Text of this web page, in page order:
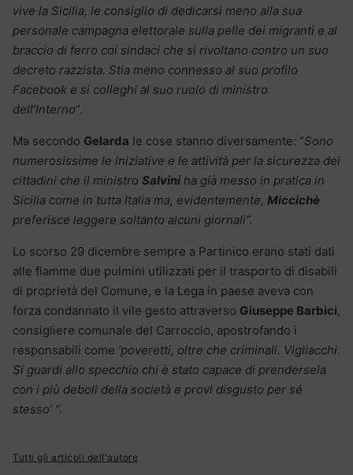
vive la Sicilia, le consiglio di dedicarsi meno alla sua
personale campagna elettorale sulla pelle dei migranti e al
braccio di ferro coi sindaci che si rivoltano contro un suo
decreto razzista. Stia meno connesso al suo profilo
Facebook e si colleghi al suo ruolo di ministro
dell’Interno”.
Ma secondo Gelarda le cose stanno diversamente: “Sono
numerosissime le iniziative e le attività per la sicurezza dei
cittadini che il ministro Salvini ha già messo in pratica in
Sicilia come in tutta Italia ma, evidentemente, Miccichè
preferisce leggere soltanto alcuni giornali”.
Lo scorso 29 dicembre sempre a Partinico erano stati dati
alle fiamme due pulmini utilizzati per il trasporto di disabili
di proprietà del Comune, e la Lega in paese aveva con
forza condannato il vile gesto attraverso Giuseppe Barbici,
consigliere comunale del Carroccio, apostrofando i
responsabili come ‘poveretti, oltre che criminali. Vigliacchi.
Si guardi allo specchio chi è stato capace di prendersela
con i più deboli della società e provi disgusto per sé
stesso’ “.
Tutti gli articoli dell'autore